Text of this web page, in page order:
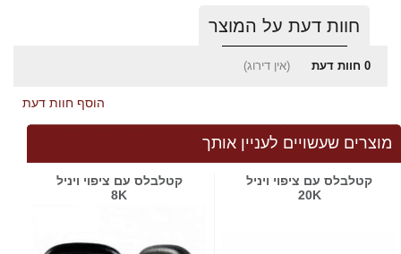
חוות דעת על המוצר
0 חוות דעת (אין דירוג)
הוסף חוות דעת
מוצרים שעשויים לעניין אותך
קטלבלס עם ציפוי ויניל
20K
קטלבלס עם ציפוי ויניל
8K